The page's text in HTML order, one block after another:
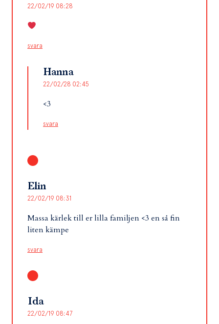
22/02/19 08:28
svara
Hanna
22/02/28 02:45
<3
svara
Elin
22/02/19 08:31
Massa kärlek till er lilla familjen <3 en så fin
liten kämpe
svara
Ida
22/02/19 08:47